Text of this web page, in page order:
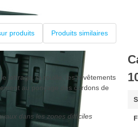
produits Produits similaires
lettrage, la rouille, les revêtements
au ponçage des cordons de
dans les zones difficiles